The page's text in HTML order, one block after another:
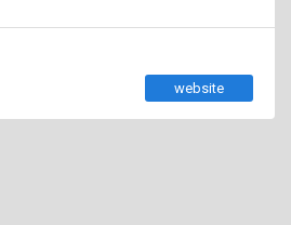
website